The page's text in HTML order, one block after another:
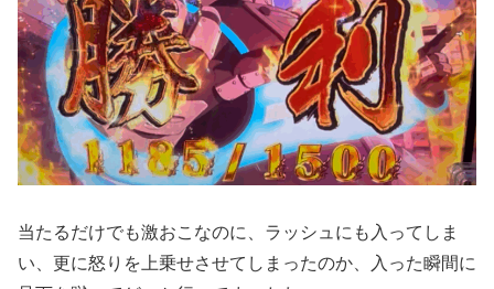
当たるだけでも激おこなのに、ラッシュにも入ってしま
い、更に怒りを上乗せさせてしまったのか、入った瞬間に